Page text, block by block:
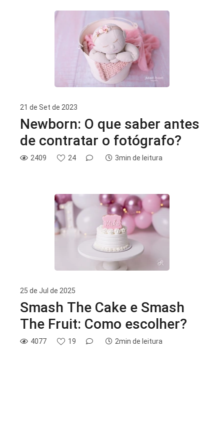
21 de Set de 2023
Newborn: O que saber antes
de contratar o fotógrafo?
2409 24 3min de leitura
25 de Jul de 2025
Smash The Cake e Smash
The Fruit: Como escolher?
4077 19 2min de leitura